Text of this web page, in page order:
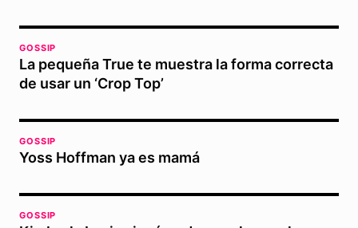
GOSSIP
La pequeña True te muestra la forma correcta
de usar un ‘Crop Top’
GOSSIP
Yoss Hoffman ya es mamá
GOSSIP